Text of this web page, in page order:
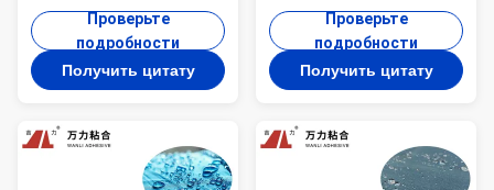
Склеивание
текстильных пружинных
карманов
Проверьте
подробности
Получить цитату
PUR-6417 Cps одежд
4500 слипчивой
Проверьте
подробности
Получить цитату